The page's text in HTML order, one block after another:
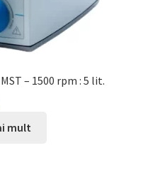
– 1500 rpm : 5 lit.
mult